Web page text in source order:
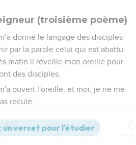
(troisième poème)
donné le langage des disciples
par la parole celui qui est abattu.
matin il réveille mon oreille pour
des disciples.
ouvert l'oreille, et moi, je ne me
reculé.
la barbe, je n'ai pas caché
Commentaires Strong